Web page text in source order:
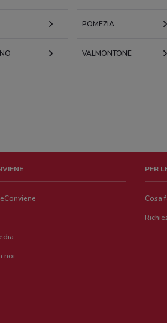
POMEZIA
VALMONTONE
noi
PER
Cosa